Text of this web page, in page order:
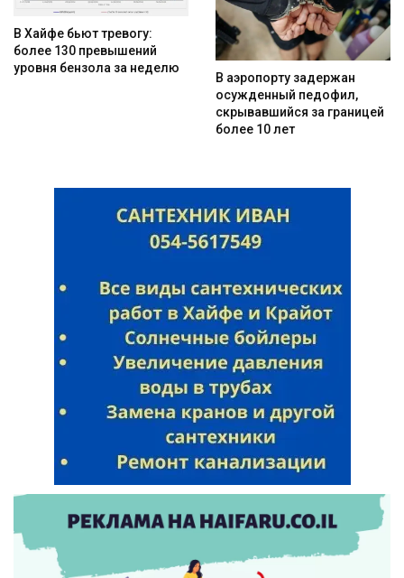
В Хайфе бьют тревогу:
более 130 превышений
уровня бензола за неделю
В аэропорту задержан
осужденный педофил,
скрывавшийся за границей
более 10 лет